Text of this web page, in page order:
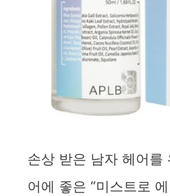
손상 받은 남자 헤어를
어에 좋은 “미스트로